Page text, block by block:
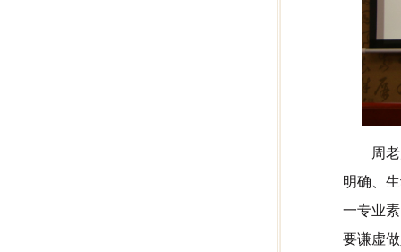
周
明确、
一专业
要谦虚